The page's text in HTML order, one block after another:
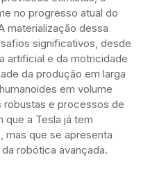
no progresso atual do
materialização dessa
significativos, desde
artificial e da motricidade
da produção em larga
em volume
robustas e processos de
que a Tesla já tem
mas que se apresenta
robótica avançada.